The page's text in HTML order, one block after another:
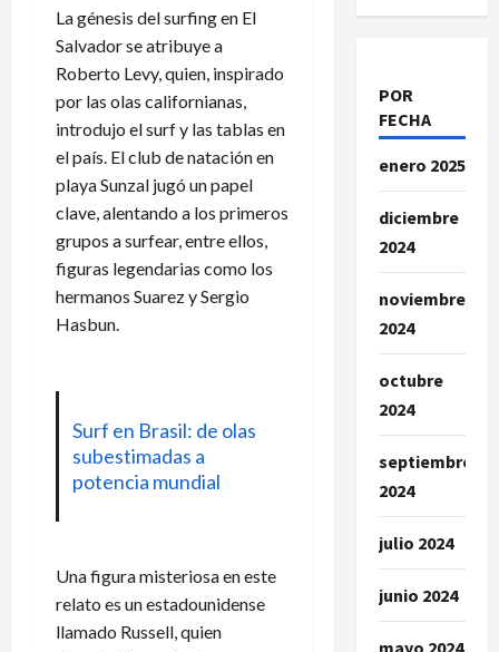
La génesis del surfing en El
Salvador se atribuye a
Roberto Levy, quien, inspirado
por las olas californianas,
introdujo el surf y las tablas en
el país. El club de natación en
playa Sunzal jugó un papel
clave, alentando a los primeros
grupos a surfear, entre ellos,
figuras legendarias como los
hermanos Suarez y Sergio
Hasbun.
Surf en Brasil: de olas
subestimadas a
potencia mundial
Una figura misteriosa en este
relato es un estadounidense
llamado Russell, quien
POR
FECHA
enero 2025
diciembre
2024
noviembre
2024
octubre
2024
septiembre
2024
julio 2024
junio 2024
mayo 2024